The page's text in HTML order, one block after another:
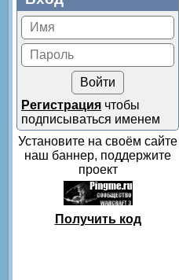
Регистрация чтобы
подписываться именем
Установите на своём сайте
наш баннер, поддержите
проект
Получить код